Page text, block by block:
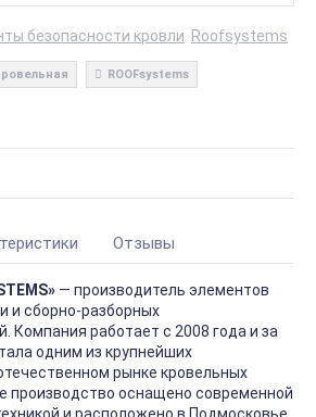
безопасности кровли Roofsystems
ROOFsystems
Отзывы
— производитель элементов
и сборно-разборных
Компания работает с 2008 года и за
одним из крупнейших
рынке кровельных
производство оснащено современной